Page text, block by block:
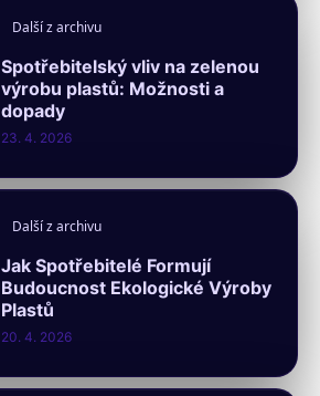
Další z archivu
Spotřebitelský vliv na zelenou
výrobu plastů: Možnosti a
dopady
23. 4. 2026
Další z archivu
Jak Spotřebitelé Formují
Budoucnost Ekologické Výroby
Plastů
20. 4. 2026